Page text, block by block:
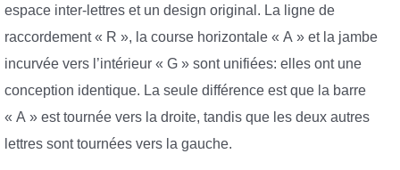
espace inter-lettres et un design original. La ligne de
raccordement « R », la course horizontale « A » et la jambe
incurvée vers l’intérieur « G » sont unifiées: elles ont une
conception identique. La seule différence est que la barre
« A » est tournée vers la droite, tandis que les deux autres
lettres sont tournées vers la gauche.